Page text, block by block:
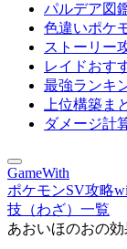
パルデア図
色違いポケ
ストーリー
レイドおす
最強ランキ
上位構築ま
ダメージ計
GameWith
ポケモンSV攻略
技（わざ）一覧
あおいほのおの